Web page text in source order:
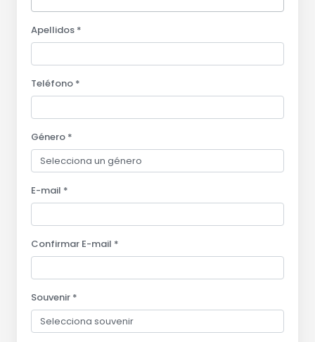
Apellidos *
Teléfono *
Género *
E-mail *
Confirmar E-mail *
Souvenir *